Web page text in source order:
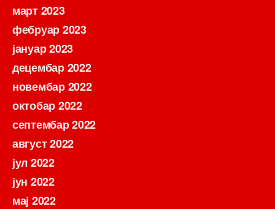
март 2023
фебруар 2023
јануар 2023
децембар 2022
новембар 2022
октобар 2022
септембар 2022
август 2022
јул 2022
јун 2022
мај 2022